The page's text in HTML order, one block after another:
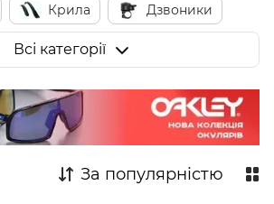
Крила Дзвоники
Захист пера та рами
Багажники
Всі категорії
За популярністю